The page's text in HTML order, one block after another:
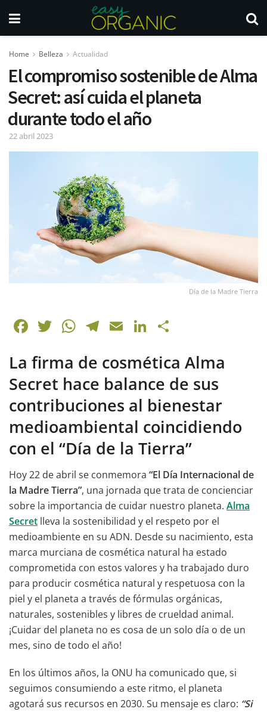
Home Belleza Actualidad
El compromiso sostenible de Alma
Secret: así cuida el planeta
durante todo el año
22 abril 2023
Día de la Madre Tierra
F
c
e
b
o
o
k
T
itt
er
W
at
s
A
p
p
T
e
gr
a
m
E
ai
l
Li
k
e
dI
n
m
p
ar
tir
La firma de cosmética Alma
Secret hace balance de sus
contribuciones al bienestar
medioambiental coincidiendo
con el “Día de la Tierra”
Hoy 22 de abril se conmemora “El Día Internacional de
la Madre Tierra”, una jornada que trata de concienciar
sobre la importancia de cuidar nuestro planeta. Alma
Secret lleva la sostenibilidad y el respeto por el
medioambiente en su ADN. Desde su nacimiento, esta
marca murciana de cosmética natural ha estado
comprometida con estos valores y ha trabajado duro
para producir cosmética natural y respetuosa con la
piel y el planeta a través de fórmulas orgánicas,
naturales, sostenibles y libres de crueldad animal.
¡Cuidar del planeta no es cosa de un solo día o de un
mes, sino de todo el año!
En los últimos años, la ONU ha comunicado que, si
seguimos consumiendo a este ritmo, el planeta
agotará sus recursos en 2030. Su mensaje es claro: “Si